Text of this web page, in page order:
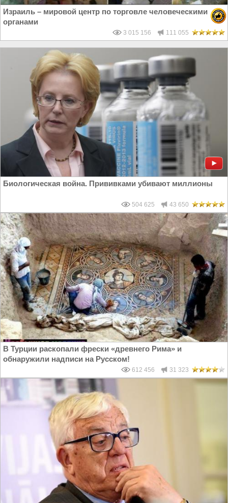
Израиль – мировой центр по торговле человеческими
органами
3 015 156 111 055
Биологическая война. Прививками убивают миллионы
504 625 43 650
В Турции раскопали фрески «древнего Рима» и
обнаружили надписи на Русском!
612 456 31 323